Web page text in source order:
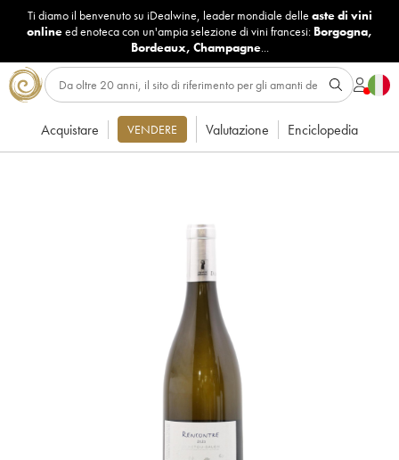
Ti diamo il benvenuto su iDealwine, leader mondiale delle aste di vini
onlineed enoteca con un'ampia selezione di vini francesi: Borgogna,
Bordeaux, Champagne...
Acquistare VENDERE Valutazione Enciclopedia